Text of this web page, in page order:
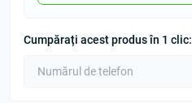
Cumpărați acest produs în 1 clic: